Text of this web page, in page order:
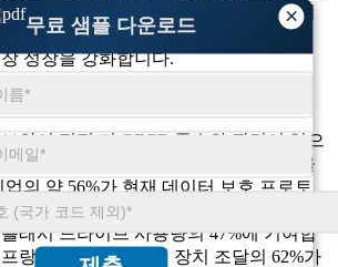
×
무료 샘플 다운로드
브 우선 순위를 정합니다. 또한이 지역
안전한 데이터 교환을 위해 암호화 된
성장을 강화합니다.
안이 점점 더 GDPR 준수와 관련이 있으
에서 암호화 된 플래시 드라이브 채택을
의 약 56%가 현재 데이터 보호 프로토
USB를 포함합니다. 은행 및 보험 부문
래시 드라이브 사용량의 47%에 기여합
랑스는 보안 데이터 장치 조달의 62%가